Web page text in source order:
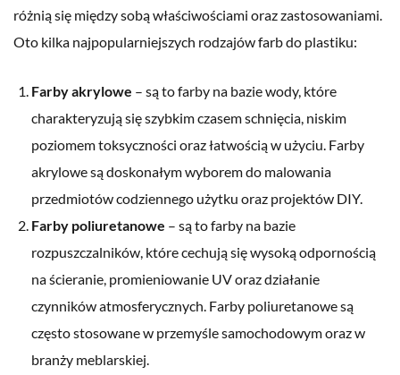
różnią się między sobą właściwościami oraz zastosowaniami.
Oto kilka najpopularniejszych rodzajów farb do plastiku:
Farby akrylowe – są to farby na bazie wody, które
charakteryzują się szybkim czasem schnięcia, niskim
poziomem toksyczności oraz łatwością w użyciu. Farby
akrylowe są doskonałym wyborem do malowania
przedmiotów codziennego użytku oraz projektów DIY.
Farby poliuretanowe – są to farby na bazie
rozpuszczalników, które cechują się wysoką odpornością
na ścieranie, promieniowanie UV oraz działanie
czynników atmosferycznych. Farby poliuretanowe są
często stosowane w przemyśle samochodowym oraz w
branży meblarskiej.